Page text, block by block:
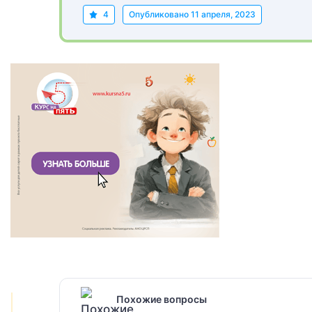
4 Опубликовано 11 апреля, 2023
Похожие вопросы